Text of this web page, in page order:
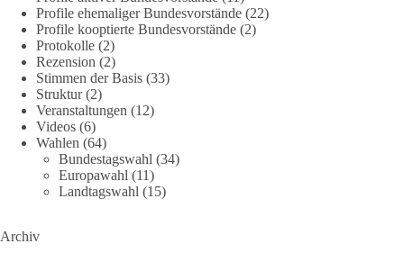
#dieBasis #energiewende #strompreise #wettbewerb
7
DieBasis
1 Tag zuvor
⚡️ NATO-Gipfel in Ankara: Kriegskonferenz statt
Friedensgipfel!?
Staats- und Regierungschefs zum NATO-Gipfel in der Türkei.
Profile ehemaliger Bundesvorstände (22)
Profile kooptierte Bundesvorstände (2)
Protokolle (2)
Rezension (2)
Stimmen der Basis (33)
Struktur(2)
Veranstaltungen (12)
Videos (6)
Wahlen (64)
Bundestagswahl (34)
Europawahl (11)
Landtagswahl (15)
Archiv